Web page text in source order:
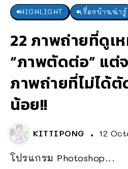
HIGHLIGHT เรื่องบ้านน่ารู้
22 ภาพถ่ายที่ดูเ
“ภาพตัดต่อ” แต่
ภาพถ่ายที่ไม่ได้
น้อย!!
KITTIPONG 12
โปรแกรม Photoshop...